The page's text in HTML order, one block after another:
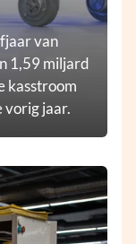
van
1,59 miljard
kasstroom
vorig jaar.